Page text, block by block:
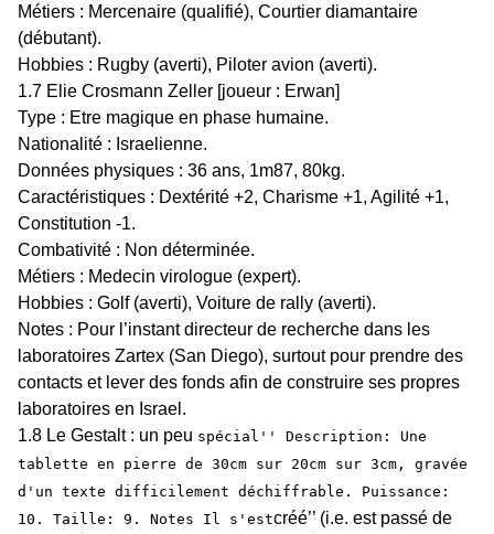
Métiers : Mercenaire (qualifié), Courtier diamantaire
(débutant).
Hobbies : Rugby (averti), Piloter avion (averti).
1.7 Elie Crosmann Zeller [joueur : Erwan]
Type : Etre magique en phase humaine.
Nationalité : Israelienne.
Données physiques : 36 ans, 1m87, 80kg.
Caractéristiques : Dextérité +2, Charisme +1, Agilité +1,
Constitution -1.
Combativité : Non déterminée.
Métiers : Medecin virologue (expert).
Hobbies : Golf (averti), Voiture de rally (averti).
Notes : Pour l’instant directeur de recherche dans les
laboratoires Zartex (San Diego), surtout pour prendre des
contacts et lever des fonds afin de construire ses propres
laboratoires en Israel.
1.8 Le Gestalt : un peu spécial'' Description: Une
tablette en pierre de 30cm sur 20cm sur 3cm, gravée
d'un texte difficilement déchiffrable. Puissance:
10. Taille: 9. Notes Il s'estcréé’’ (i.e. est passé de